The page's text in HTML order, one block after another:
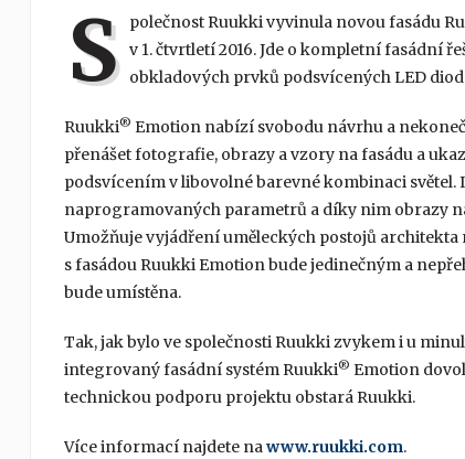
S polečnost Ruukki vyvinula novou fasádu
v 1. čtvrtletí 2016. Jde o kompletní fasádní
obkladových prvků podsvícených LED
Ruukki® Emotion nabízí svobodu návrhu a
přenášet fotografie, obrazy a vzory na fasádu a
podsvícením v libovolné barevné kombinaci světel.
naprogramovaných parametrů a díky nim obrazy
Umožňuje vyjádření uměleckých postojů architekta
s fasádou Ruukki Emotion bude jedinečným a
bude umístěna.
Tak, jak bylo ve společnosti Ruukki zvykem i u
integrovaný fasádní systém Ruukki® Emotion
technickou podporu projektu obstará Ruukki.
Více informací najdete nawww.ruukki.com.